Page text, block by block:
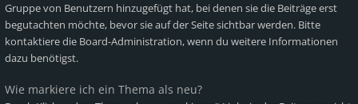
Gruppe von Benutzern hinzugefügt hat, bei denen sie die Beiträge erst
begutachten möchte, bevor sie auf der Seite sichtbar werden. Bitte
kontaktiere die Board-Administration, wenn du weitere Informationen
dazu benötigst.
Wie markiere ich ein Thema als neu?